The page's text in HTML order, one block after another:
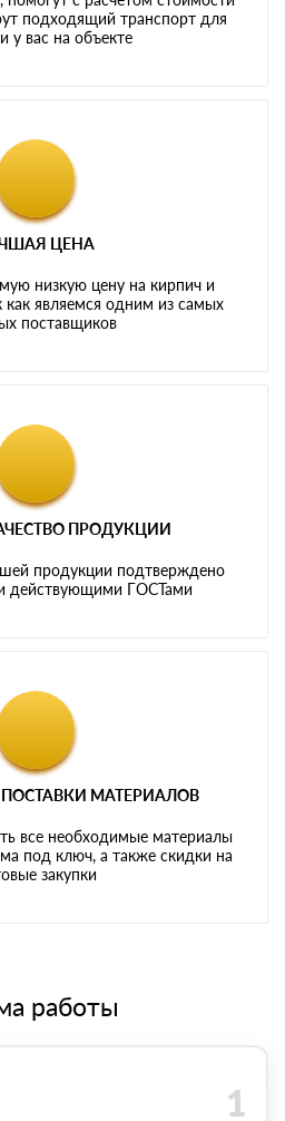
подходящий транспорт для
у вас на объекте
ЦЕНА
низкую цену на кирпич и
как являемся одним из самых
поставщиков
ПРОДУКЦИИ
продукции подтверждено
действующими ГОСТами
МАТЕРИАЛОВ
все необходимые материалы
под ключ, а также скидки на
закупки
работы